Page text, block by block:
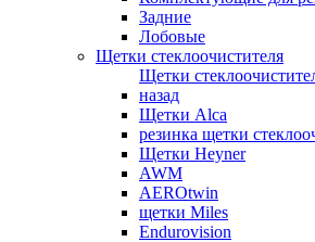
Задние
Лобовые
Щетки стеклоочистителя
Щетки
назад
Щетки Alca
резинка щетки
Щетки Heyner
AWM
AEROtwin
щетки Miles
Endurovision